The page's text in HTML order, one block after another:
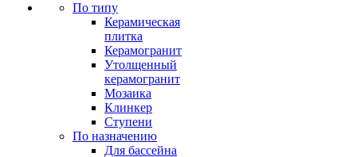
По типу
Керамическая
плитка
Керамогранит
Утолщенный
керамогранит
Мозаика
Клинкер
Ступени
По назначению
Для бассейна